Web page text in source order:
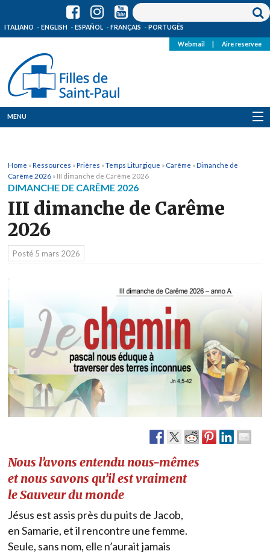
ITALIANO ENGLISH ESPAÑOL FRANÇAIS PORTUGÊS
Webmail Aire reservee
MENU
Où sommes-nous
News
Ressources
Media
Home »Ressources »Prières »Temps Liturgique » Carême »Dimanche de
Carême 2026 » III dimanche de Carême 2026
DIMANCHE DE CARÊME 2026
III dimanche de Carême
2026
Posté 5 mars 2026
Nous l’avons entendu nous-mêmes
et nous savons qu’il est vraiment
le Sauveur du monde
Jésus est assis près du puits de Jacob,
en Samarie, et il rencontre une femme.
Seule, sans nom, elle n’aurait jamais